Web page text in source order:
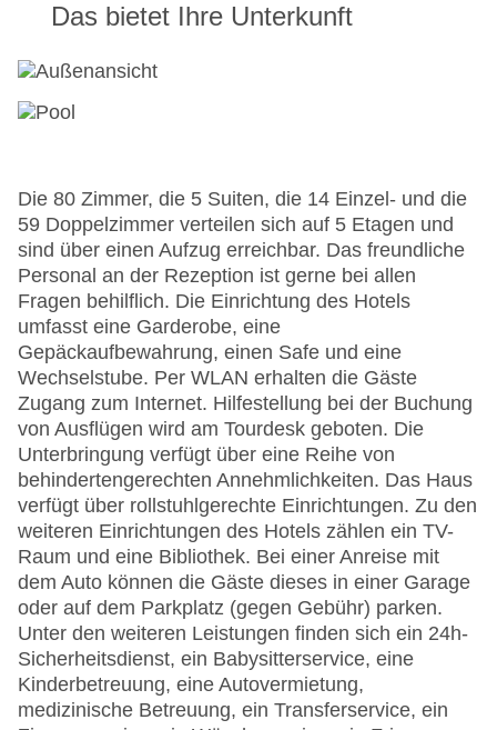
Das bietet Ihre Unterkunft
Die 80 Zimmer, die 5 Suiten, die 14 Einzel- und die
59 Doppelzimmer verteilen sich auf 5 Etagen und
sind über einen Aufzug erreichbar. Das freundliche
Personal an der Rezeption ist gerne bei allen
Fragen behilflich. Die Einrichtung des Hotels
umfasst eine Garderobe, eine
Gepäckaufbewahrung, einen Safe und eine
Wechselstube. Per WLAN erhalten die Gäste
Zugang zum Internet. Hilfestellung bei der Buchung
von Ausflügen wird am Tourdesk geboten. Die
Unterbringung verfügt über eine Reihe von
behindertengerechten Annehmlichkeiten. Das Haus
verfügt über rollstuhlgerechte Einrichtungen. Zu den
weiteren Einrichtungen des Hotels zählen ein TV-
Raum und eine Bibliothek. Bei einer Anreise mit
dem Auto können die Gäste dieses in einer Garage
oder auf dem Parkplatz (gegen Gebühr) parken.
Unter den weiteren Leistungen finden sich ein 24h-
Sicherheitsdienst, ein Babysitterservice, eine
Kinderbetreuung, eine Autovermietung,
medizinische Betreuung, ein Transferservice, ein